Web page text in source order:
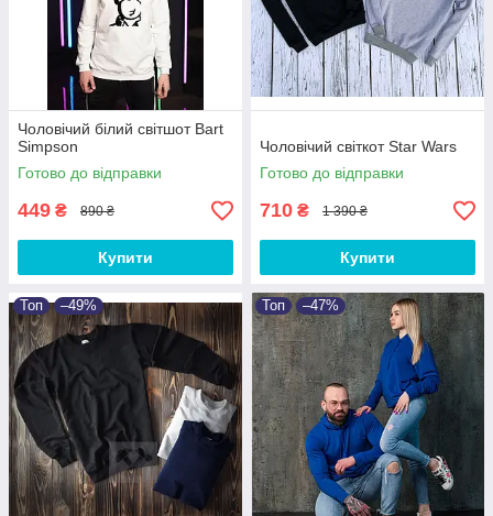
Чоловічий білий світшот Bart
Simpson
Готово до відправки
449 ₴ 890 ₴
Купити
Чоловічий світкот Star Wars
Готово до відправки
710 ₴ 1 390 ₴
Купити
Топ –49% Топ –47%